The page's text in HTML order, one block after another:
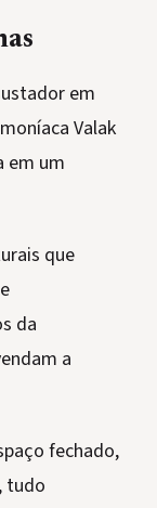
em
Valak
em um
que
da
a
fechado,
tudo